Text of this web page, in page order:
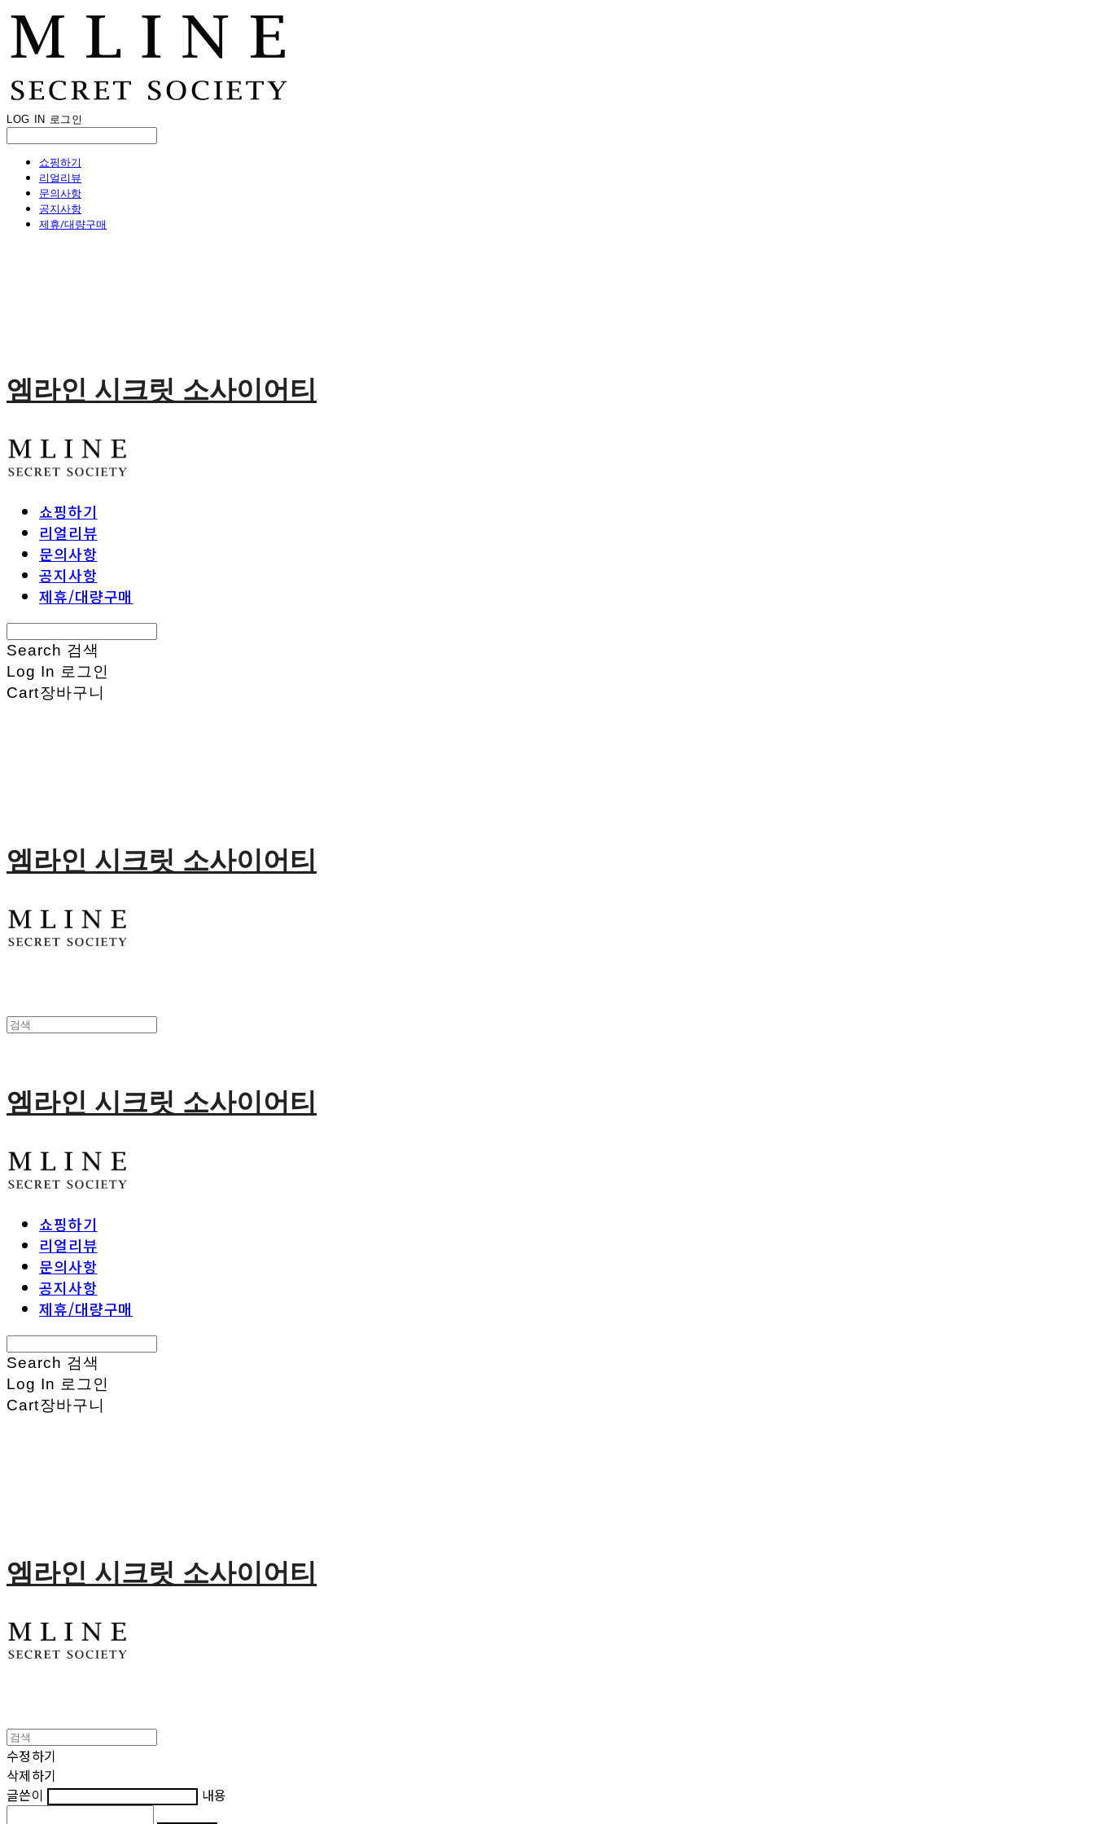
LOG IN 로그인
쇼핑하기
리얼리뷰
문의사항
공지사항
제휴/대량구매
엠라인 시크릿 소사이어티
쇼핑하기
리얼리뷰
문의사항
공지사항
제휴/대량구매
Search 검색
Log In 로그인
Cart장바구니
엠라인 시크릿 소사이어티
엠라인 시크릿 소사이어티
쇼핑하기
리얼리뷰
문의사항
공지사항
제휴/대량구매
Search 검색
Log In 로그인
Cart장바구니
엠라인 시크릿 소사이어티
수정하기
삭제하기
글쓴이
내용